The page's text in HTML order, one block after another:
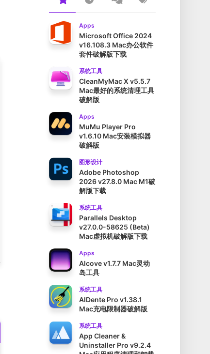
Apps
Microsoft Office 2024
v16.108.3 Mac办公软件
套件破解版下载
系统工具
CleanMyMac X v5.5.7
Mac最好的系统清理工具
破解版
Apps
MuMu Player Pro
v1.6.10 Mac安装模拟器
破解版
图形设计
Adobe Photoshop
2026 v27.8.0 Mac M1破
解版下载
系统工具
Parallels Desktop
v27.0.0-58625 (Beta)
Mac虚拟机破解版下载
Apps
Alcove v1.7.7 Mac灵动
岛工具
系统工具
AlDente Pro v1.38.1
Mac充电限制器破解版
系统工具
App Cleaner &
Uninstaller Pro v9.2.4